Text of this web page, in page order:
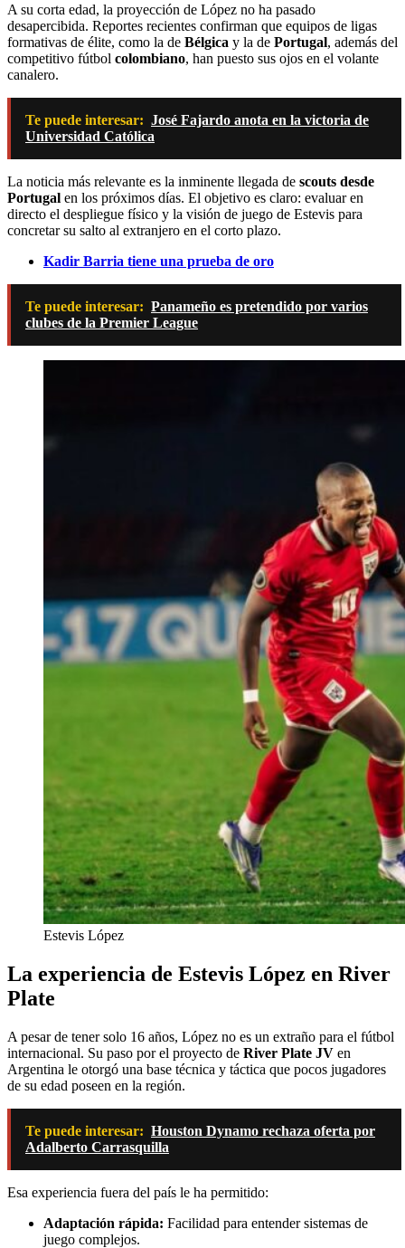
A su corta edad, la proyección de López no ha pasado
desapercibida. Reportes recientes confirman que equipos de ligas
formativas de élite, como la de Bélgica y la de Portugal, además del
competitivo fútbol colombiano, han puesto sus ojos en el volante
canalero.
Te puede interesar: José Fajardo anota en la victoria de
Universidad Católica
La noticia más relevante es la inminente llegada de scouts desde
Portugal en los próximos días. El objetivo es claro: evaluar en
directo el despliegue físico y la visión de juego de Estevis para
concretar su salto al extranjero en el corto plazo.
Kadir Barria tiene una prueba de oro
Te puede interesar: Panameño es pretendido por varios
clubes de la Premier League
Estevis López
La experiencia de Estevis López en River
Plate
A pesar de tener solo 16 años, López no es un extraño para el fútbol
internacional. Su paso por el proyecto de River Plate JV en
Argentina le otorgó una base técnica y táctica que pocos jugadores
de su edad poseen en la región.
Te puede interesar: Houston Dynamo rechaza oferta por
Adalberto Carrasquilla
Esa experiencia fuera del país le ha permitido:
Adaptación rápida: Facilidad para entender sistemas de
juego complejos.